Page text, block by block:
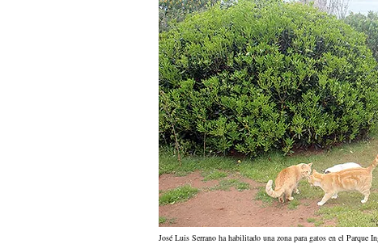
José Luis Serrano ha habilitado una zona para gatos en el Parque